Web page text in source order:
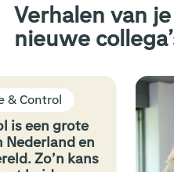
Verhalen van je
nieuwe
een grote
en
Zo’n kans